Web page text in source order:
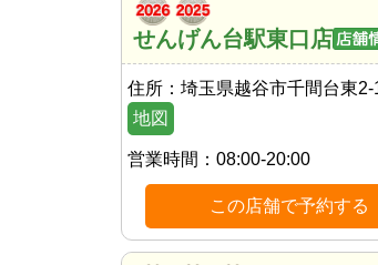
せんげん台駅東口店
住所： 埼玉県越谷市千間台東2-
地図
営業時間： 08:00-20:00
この店舗で予約する